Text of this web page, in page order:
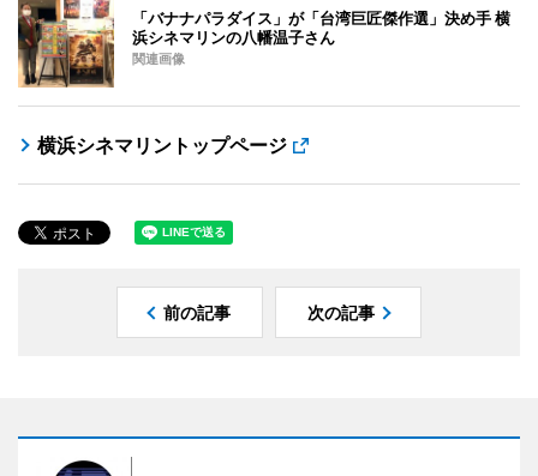
「バナナパラダイス」が「台湾巨匠傑作選」決め手 横
浜シネマリンの八幡温子さん
関連画像
横浜シネマリントップページ
前の記事 次の記事